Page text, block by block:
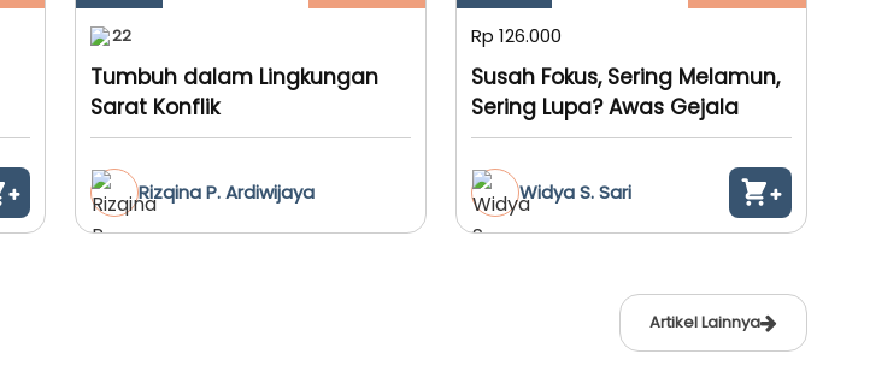
22
Tumbuh dalam Lingkungan
Sarat Konflik
Rizqina P. Ardiwijaya
Rp 126.000
Susah Fokus, Sering Melamun,
Sering Lupa? Awas Gejala
ADHD Dewasa
Widya S. Sari
Artikel Lainnya